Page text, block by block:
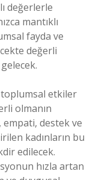
değerlerle
mantıklı
fayda ve
değerli
toplumsal etkiler
olmanın
empati, destek ve
kadınların bu
edilecek.
hızla artan